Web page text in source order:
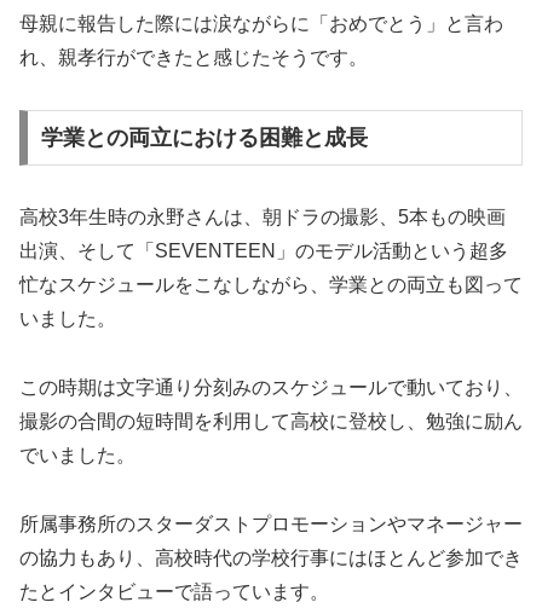
母親に報告した際には涙ながらに「おめでとう」と言わ
れ、親孝行ができたと感じたそうです。
学業との両立における困難と成長
高校3年生時の永野さんは、朝ドラの撮影、5本もの映画
出演、そして「SEVENTEEN」のモデル活動という超多
忙なスケジュールをこなしながら、学業との両立も図って
いました。
この時期は文字通り分刻みのスケジュールで動いており、
撮影の合間の短時間を利用して高校に登校し、勉強に励ん
でいました。
所属事務所のスターダストプロモーションやマネージャー
の協力もあり、高校時代の学校行事にはほとんど参加でき
たとインタビューで語っています。